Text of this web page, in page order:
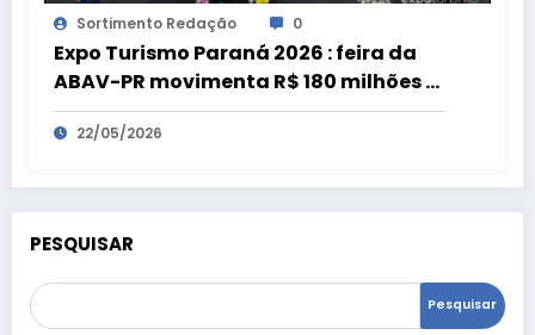
Sortimento Redação 0
Expo Turismo Paraná 2026 : feira da
ABAV-PR movimenta R$ 180 milhões e
bate recorde
22/05/2026
PESQUISAR
Pesquisar